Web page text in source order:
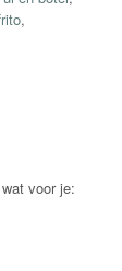
,
voor je: